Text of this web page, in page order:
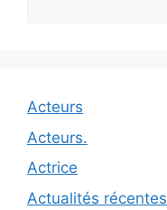
Acteurs
Acteurs.
Actrice
Actualités récentes